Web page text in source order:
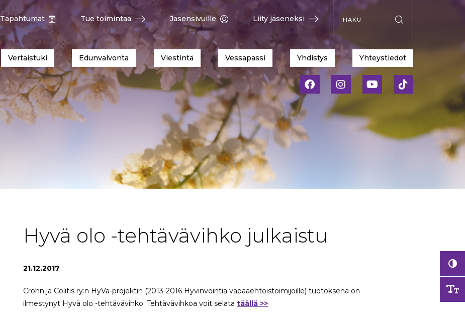
Tapahtumat Tue toimintaa Jäsensivuille Liity jäseneksi
Hae sivustolta
Vertaistuki Edunvalvonta Viestintä Vessapassi Yhdistys Yhteystiedot
Hyvä olo -tehtävävihko julkaistu
21.12.2017
Crohn ja Colitis ry:n HyVa-projektin (2013-2016 Hyvinvointia vapaaehtoistoimijoille) tuotoksena on
ilmestynyt Hyvä olo -tehtävävihko. Tehtävävihkoa voit selata täällä >>